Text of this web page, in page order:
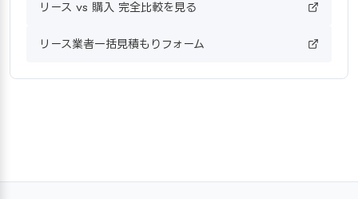
リース vs 購入 完全比較を見る
リース業者一括見積もりフォーム